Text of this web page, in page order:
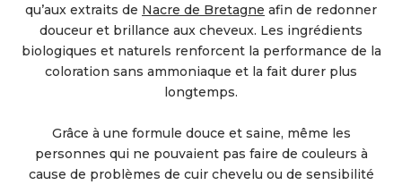
qu’aux extraits de Nacre de Bretagne afin de redonner
douceur et brillance aux cheveux. Les ingrédients
biologiques et naturels renforcent la performance de la
coloration sans ammoniaque et la fait durer plus
longtemps.
Grâce à une formule douce et saine, même les
personnes qui ne pouvaient pas faire de couleurs à
cause de problèmes de cuir chevelu ou de sensibilité